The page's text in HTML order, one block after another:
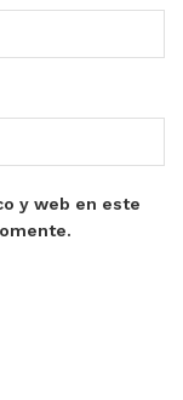
y web en este